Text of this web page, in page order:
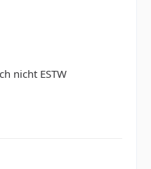
nicht ESTW